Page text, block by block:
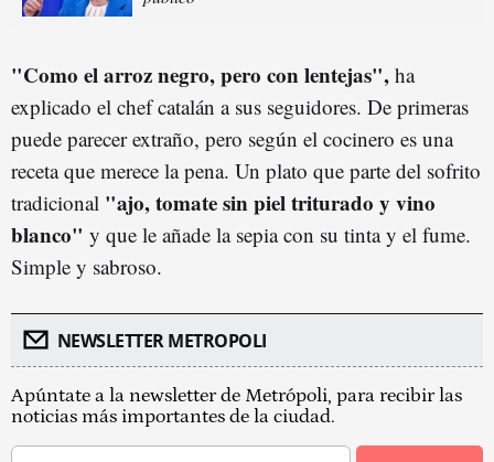
"Como el arroz negro, pero con lentejas", ha
explicado el chef catalán a sus seguidores. De primeras
puede parecer extraño, pero según el cocinero es una
receta que merece la pena. Un plato que parte del sofrito
tradicional "ajo, tomate sin piel triturado y vino
blanco" y que le añade la sepia con su tinta y el fume.
Simple y sabroso.
NEWSLETTER METROPOLI
Apúntate a la newsletter de Metrópoli, para recibir las
noticias más importantes de la ciudad.